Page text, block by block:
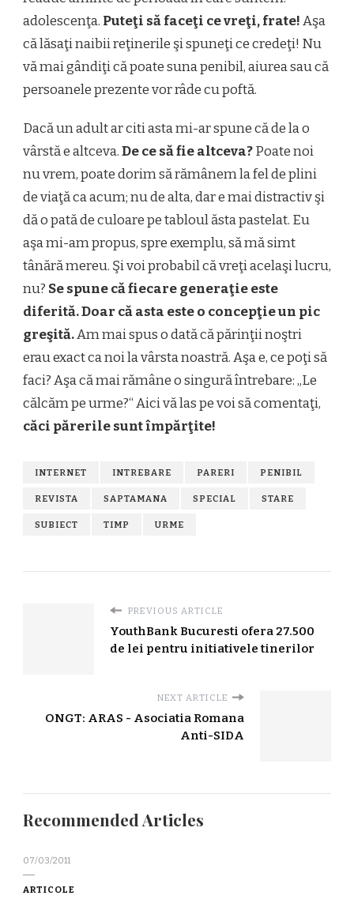
adolescenţa. Puteţi să faceţi ce vreţi, frate!Aşa
că lăsaţi naibii reţinerile şi spuneţi ce credeţi! Nu
vă mai gândiţi că poate suna penibil, aiurea sau că
persoanele prezente vor râde cu poftă.
Dacă un adult ar citi asta mi-ar spune că de la o
vârstă e altceva.De ce să fie altceva?Poate noi
nu vrem, poate dorim să rămânem la fel de plini
de viaţă ca acum; nu de alta, dar e mai distractiv şi
dă o pată de culoare pe tabloul ăsta pastelat. Eu
aşa mi-am propus, spre exemplu, să mă simt
tânără mereu. Şi voi probabil că vreţi acelaşi lucru,
nu? Se spune că fiecare generaţie este
diferită. Doar că asta este o concepţie un pic
greşită.Am mai spus o dată că părinţii noştri
erau exact ca noi la vârsta noastră. Aşa e, ce poţi să
faci? Aşa că mai rămâne o singură întrebare: „Le
călcăm pe urme?“ Aici vă las pe voi să comentaţi,
căci părerile sunt împărţite!
INTERNET INTREBARE PARERI PENIBIL
REVISTA SAPTAMANA SPECIAL STARE
SUBIECT TIMP URME
PREVIOUS ARTICLE
YouthBank Bucuresti ofera 27.500
de lei pentru initiativele tinerilor
NEXT ARTICLE
ONGT: ARAS - Asociatia Romana
Anti-SIDA
Recommended Articles
07/03/2011
ARTICOLE